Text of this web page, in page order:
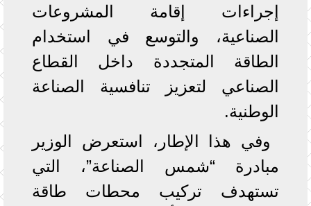
إجراءات إقامة المشروعات
الصناعية، والتوسع في استخدام
الطاقة المتجددة داخل القطاع
الصناعي لتعزيز تنافسية الصناعة
الوطنية.
وفي هذا الإطار، استعرض الوزير
مبادرة “شمس الصناعة”، التي
تستهدف تركيب محطات طاقة